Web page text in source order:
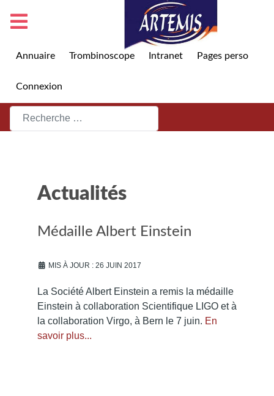
Annuaire Trombinoscope Intranet Pages perso
Connexion
Rechercher
Actualités
Médaille Albert Einstein
MIS À JOUR : 26 JUIN 2017
La Société Albert Einstein a remis la médaille
Einstein à collaboration Scientifique LIGO et à
la collaboration Virgo, à Bern le 7 juin. En
savoir plus...